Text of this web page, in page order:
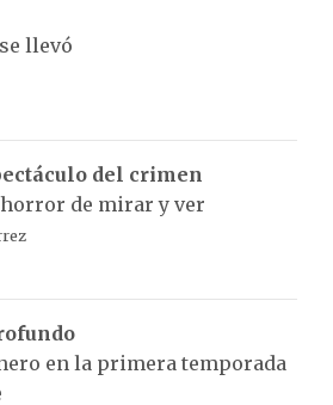
llevó
del crimen
de mirar y ver
en la primera temporada